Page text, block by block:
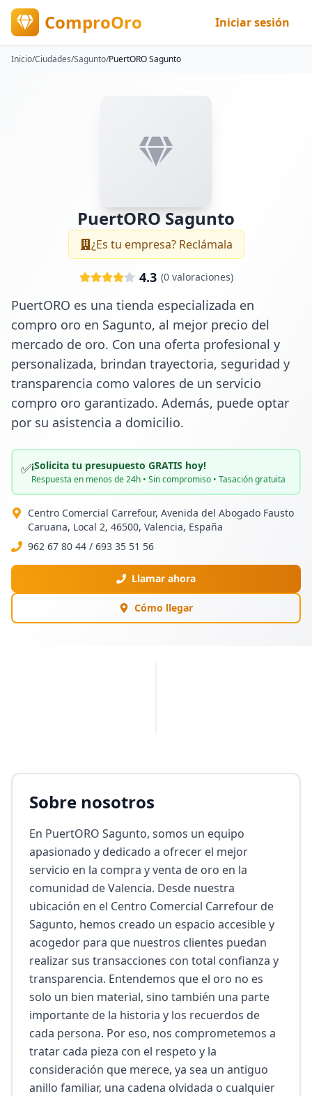
ComproOro Iniciar sesión
Inicio/Ciudades/Sagunto/PuertORO Sagunto
PuertORO Sagunto
¿Es tu empresa? Reclámala
4.3 (0valoraciones)
PuertORO es una tienda especializada en
compro oro en Sagunto, al mejor precio del
mercado de oro. Con una oferta profesional y
personalizada, brindan trayectoria, seguridad y
transparencia como valores de un servicio
compro oro garantizado. Además, puede optar
por su asistencia a domicilio.
✅¡Solicita tu presupuesto GRATIS hoy!
Respuesta en menos de 24h • Sin compromiso • Tasación gratuita
Centro Comercial Carrefour, Avenida del Abogado Fausto
Caruana, Local 2, 46500, Valencia, España
962 67 80 44 / 693 35 51 56
Llamar ahora
Cómo llegar
Sobre nosotros
En PuertORO Sagunto, somos un equipo
apasionado y dedicado a ofrecer el mejor
servicio en la compra y venta de oro en la
comunidad de Valencia. Desde nuestra
ubicación en el Centro Comercial Carrefour de
Sagunto, hemos creado un espacio accesible y
acogedor para que nuestros clientes puedan
realizar sus transacciones con total confianza y
transparencia. Entendemos que el oro no es
solo un bien material, sino también una parte
importante de la historia y los recuerdos de
cada persona. Por eso, nos comprometemos a
tratar cada pieza con el respeto y la
consideración que merece, ya sea un antiguo
anillo familiar, una cadena olvidada o cualquier